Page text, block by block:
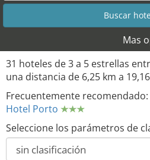
Mas
31 hoteles de 3 a 5 estrellas
una distancia de 6,25 km a
Frecuentemente recomendado:
Hotel Porto
Seleccione los parámetros de